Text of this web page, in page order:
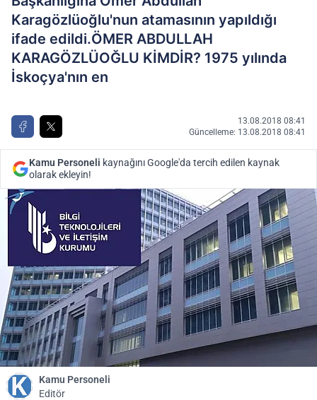
Karagözlüoğlu'nun atamasının yapıldığı
ifade edildi.ÖMER ABDULLAH
KARAGÖZLÜOĞLU KİMDİR? 1975 yılında
İskoçya'nın en
13.08.2018 08:41
Güncelleme: 13.08.2018 08:41
Kamu Personeli kaynağını Google'da tercih edilen kaynak
olarak ekleyin!
Kamu Personeli
Editör